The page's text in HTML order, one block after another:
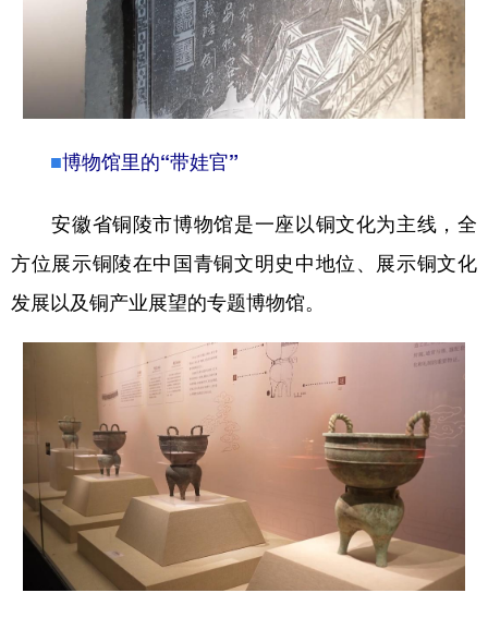
■博物馆里的“带娃官”
安徽省铜陵市博物馆是一座以铜文化为主线，全
方位展示铜陵在中国青铜文明史中地位、展示铜文化
发展以及铜产业展望的专题博物馆。